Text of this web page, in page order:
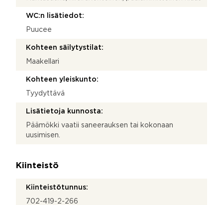
WC:n lisätiedot:
Puucee
Kohteen säilytystilat:
Maakellari
Kohteen yleiskunto:
Tyydyttävä
Lisätietoja kunnosta:
Päämökki vaatii saneerauksen tai kokonaan
uusimisen.
Kiinteistö
Kiinteistötunnus:
702-419-2-266